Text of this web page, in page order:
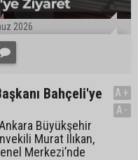
2026
Bahçeli'ye
Büyükşehir
Murat Ilıkan,
Merkezi’nde
A+
A-